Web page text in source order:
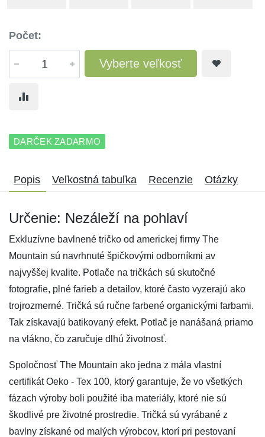
Počet:
Vyberte veľkosť
DARČEK ZADARMO
Popis Veľkostná tabuľka Recenzie Otázky
Určenie: Nezáleží na pohlaví
Exkluzívne bavlnené tričko od americkej firmy The
Mountain sú navrhnuté špičkovými odborníkmi av
najvyššej kvalite. Potlače na tričkách sú skutočné
fotografie, plné farieb a detailov, ktoré často vyzerajú ako
trojrozmerné. Tričká sú ručne farbené organickými farbami.
Tak získavajú batikovaný efekt. Potlač je nanášaná priamo
na vlákno, čo zaručuje dlhú životnosť.
Spoločnosť The Mountain ako jedna z mála vlastní
certifikát Oeko - Tex 100, ktorý garantuje, že vo všetkých
fázach výroby boli použité iba materiály, ktoré nie sú
škodlivé pre životné prostredie. Tričká sú vyrábané z
bavlny získané od malých výrobcov, ktorí pri pestovaní